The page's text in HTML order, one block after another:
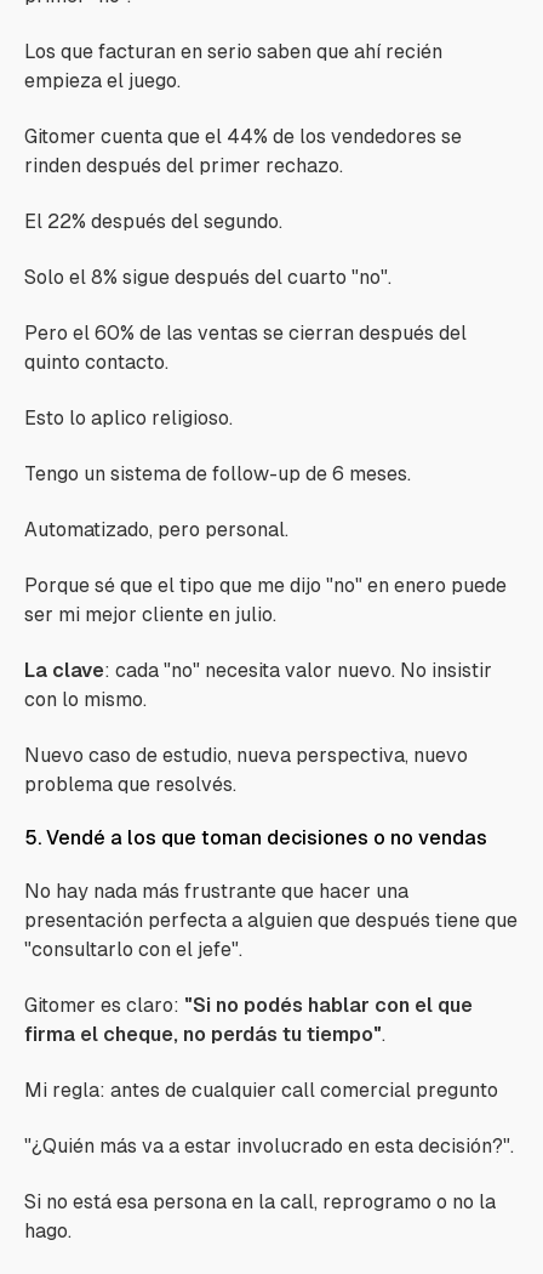
Los que facturan en serio saben que ahí recién
empieza el juego.
Gitomer cuenta que el 44% de los vendedores se
rinden después del primer rechazo.
El 22% después del segundo.
Solo el 8% sigue después del cuarto "no".
Pero el 60% de las ventas se cierran después del
quinto contacto.
Esto lo aplico religioso.
Tengo un sistema de follow-up de 6 meses.
Automatizado, pero personal.
Porque sé que el tipo que me dijo "no" en enero puede
ser mi mejor cliente en julio.
La clave: cada "no" necesita valor nuevo. No insistir
con lo mismo.
Nuevo caso de estudio, nueva perspectiva, nuevo
problema que resolvés.
5. Vendé a los que toman decisiones o no vendas
No hay nada más frustrante que hacer una
presentación perfecta a alguien que después tiene que
"consultarlo con el jefe".
Gitomer es claro: "Si no podés hablar con el que
firma el cheque, no perdás tu tiempo".
Mi regla: antes de cualquier call comercial pregunto
"¿Quién más va a estar involucrado en esta decisión?".
Si no está esa persona en la call, reprogramo o no la
hago.